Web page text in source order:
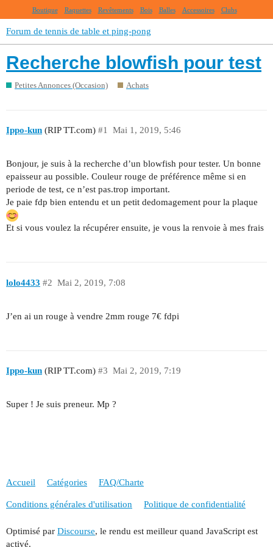
Boutique Raquettes Revêtements Bois Balles Accessoires Clubs
Forum de tennis de table et ping-pong
Recherche blowfish pour test
Petites Annonces (Occasion) Achats
Ippo-kun (RIP TT.com) Mai 1, 2019, 5:46
#1
Bonjour, je suis à la recherche d’un blowfish pour tester. Un bonne
epaisseur au possible. Couleur rouge de préférence même si en
periode de test, ce n’est pas.trop important.
Je paie fdp bien entendu et un petit dedomagement pour la plaque
Et si vous voulez la récupérer ensuite, je vous la renvoie à mes frais
lolo4433 Mai 2, 2019, 7:08
#2
J’en ai un rouge à vendre 2mm rouge 7€ fdpi
Ippo-kun (RIP TT.com) Mai 2, 2019, 7:19
#3
Super ! Je suis preneur. Mp ?
Accueil Catégories FAQ/Charte
Conditions générales d'utilisation Politique de confidentialité
Optimisé par Discourse, le rendu est meilleur quand JavaScript est
activé.